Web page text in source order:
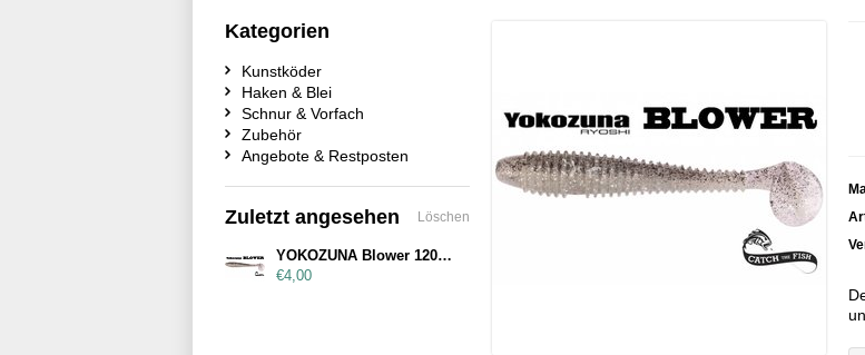
Kategorien
Kunstköder
Haken & Blei
Schnur & Vorfach
Zubehör
Angebote & Restposten
Zuletzt angesehen Löschen
YOKOZUNA Blower 120mm D033
€4,00